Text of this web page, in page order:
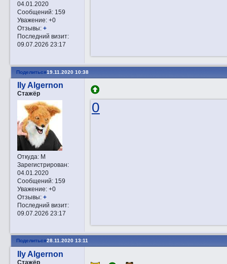
04.01.2020
Сообщений:159
Уважение: +0
Отзывы: +
Последний визит:
09.07.2026 23:17
Поделиться19.11.2020 10:38
Ily Algernon
Стажёр
Откуда:М
Зарегистрирован:
04.01.2020
Сообщений:159
Уважение: +0
Отзывы: +
Последний визит:
09.07.2026 23:17
0
Поделиться28.11.2020 13:11
Ily Algernon
Стажёр